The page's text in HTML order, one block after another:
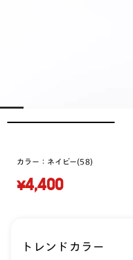
カラー： ネイビー(58)
¥4,400
トレンドカラー